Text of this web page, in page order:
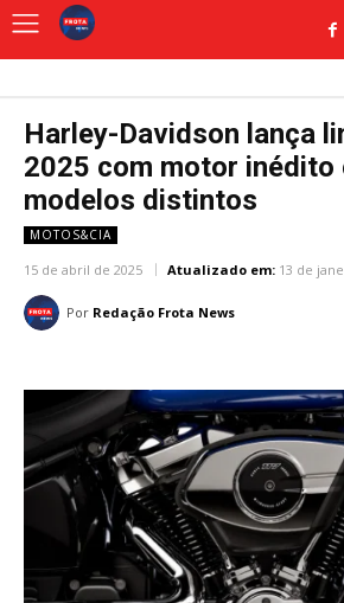
Harley-Davidson lança
2025 com motor inédito
modelos distintos
MOTOS&CIA
15 de abril de 2025 Atualizado em: 13 de
Por Redação Frota News